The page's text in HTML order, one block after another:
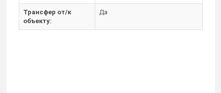
Трансфер от/к
объекту:
Да